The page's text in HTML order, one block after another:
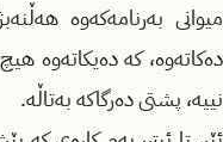
دەکاتەوە، کە دەیکاتەوە
نییە، پشتی دەرگاکە بەتاڵە.